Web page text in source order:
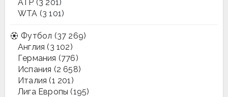
ATP (3 201)
WTA (3 101)
Футбол (37 269)
Англия (3 102)
Германия (776)
Испания (2 658)
Италия (1 201)
Лига Европы (195)